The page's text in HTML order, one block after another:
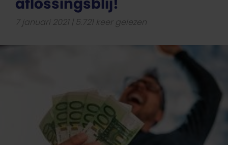
7 januari 2021 5.721 keer gelezen